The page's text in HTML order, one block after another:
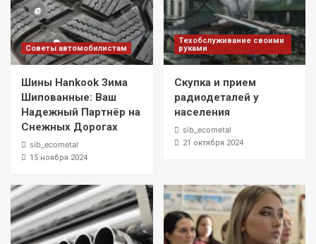
Советы автомобилистам
Шины Hankook Зима
Шипованные: Ваш
Надежный Партнёр на
Снежных Дорогах
sib_ecometal
15 ноября 2024
Техобслуживание своими
руками
Скупка и прием
радиодеталей у
населения
sib_ecometal
21 октября 2024